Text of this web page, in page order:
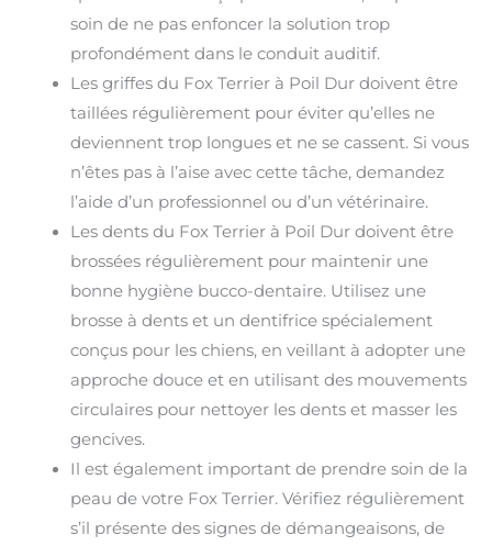
soin de ne pas enfoncer la solution trop
profondément dans le conduit auditif.
Les griffes du Fox Terrier à Poil Dur doivent être
taillées régulièrement pour éviter qu’elles ne
deviennent trop longues et ne se cassent. Si vous
n’êtes pas à l’aise avec cette tâche, demandez
l’aide d’un professionnel ou d’un vétérinaire.
Les dents du Fox Terrier à Poil Dur doivent être
brossées régulièrement pour maintenir une
bonne hygiène bucco-dentaire. Utilisez une
brosse à dents et un dentifrice spécialement
conçus pour les chiens, en veillant à adopter une
approche douce et en utilisant des mouvements
circulaires pour nettoyer les dents et masser les
gencives.
Il est également important de prendre soin de la
peau de votre Fox Terrier. Vérifiez régulièrement
s’il présente des signes de démangeaisons, de